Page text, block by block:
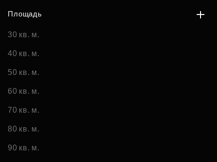
Площадь
30 кв. м.
40 кв. м.
50 кв. м.
60 кв. м.
70 кв. м.
80 кв. м.
90 кв. м.